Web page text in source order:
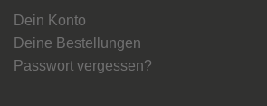
Dein Konto
Deine Bestellungen
Passwort vergessen?